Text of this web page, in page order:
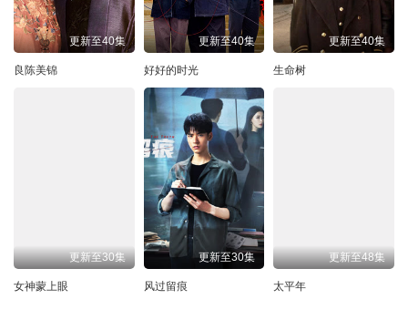
更新至40集
良陈美锦
更新至40集
好好的时光
更新至40集
生命树
更新至30集
女神蒙上眼
更新至30集
风过留痕
更新至48集
太平年